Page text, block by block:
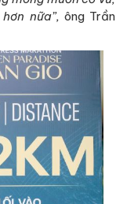
nữa”, ông Trần